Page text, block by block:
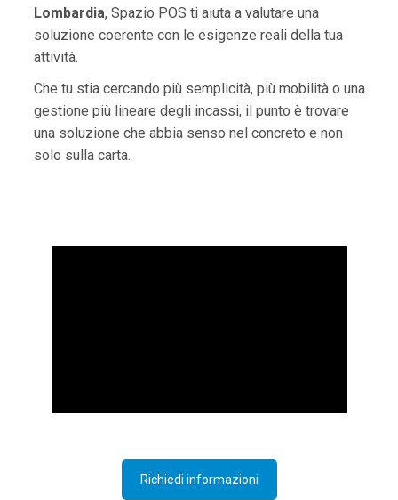
Lombardia, Spazio POS ti aiuta a valutare una
soluzione coerente con le esigenze reali della tua
attività.
Che tu stia cercando più semplicità, più mobilità o una
gestione più lineare degli incassi, il punto è trovare
una soluzione che abbia senso nel concreto e non
solo sulla carta.
Richiedi informazioni